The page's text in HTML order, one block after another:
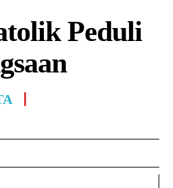
Peduli